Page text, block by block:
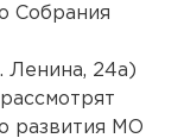
Собрания
Ленина, 24а)
развития МО